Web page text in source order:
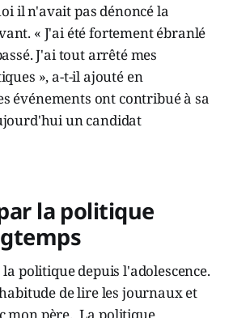
il n'avait pas dénoncé la
« J'ai été fortement ébranlé
J'ai tout arrêté mes
», a-t-il ajouté en
événements ont contribué à sa
un candidat
la politique
la politique depuis l'adolescence.
de lire les journaux et